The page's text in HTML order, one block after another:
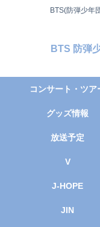
BTS(防弾少年
BTS 防弾
コンサート・ツア
グッズ情報
放送予定
V
J-HOPE
JIN